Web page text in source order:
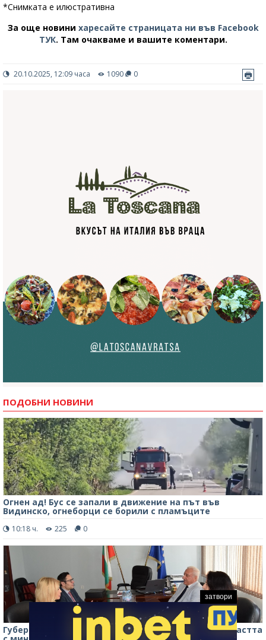
*Снимката е илюстративна
За още новини харесайте страницата ни във Facebook
ТУК. Там очакваме и вашите коментари.
20.10.2025, 12:09 часа 1090 0
ПОДОБНИ НОВИНИ
Огнен ад! Бус се запали в движение на път във
Видинско, огнеборци се борили с пламъците
10:18 ч. 225 0
Губернаторът на Видин обсъди развитието на областта
затвори